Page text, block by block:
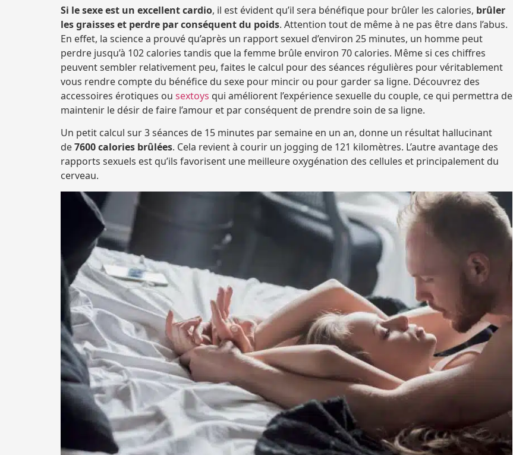
Si le sexe est un excellent cardio, il est évident qu’il sera bénéfique pour brûler les calories, brûler
les graisses et perdre par conséquent du poids. Attention tout de même à ne pas être dans l’abus.
En effet, la science a prouvé qu’après un rapport sexuel d’environ 25 minutes, un homme peut
perdre jusqu’à 102 calories tandis que la femme brûle environ 70 calories. Même si ces chiffres
peuvent sembler relativement peu, faites le calcul pour des séances régulières pour véritablement
vous rendre compte du bénéfice du sexe pour mincir ou pour garder sa ligne. Découvrez des
accessoires érotiques ou sextoys qui améliorent l’expérience sexuelle du couple, ce qui permettra de
maintenir le désir de faire l’amour et par conséquent de prendre soin de sa ligne.
Un petit calcul sur 3 séances de 15 minutes par semaine en un an, donne un résultat hallucinant
de7600 calories brûlées. Cela revient à courir un jogging de 121 kilomètres. L’autre avantage des
rapports sexuels est qu’ils favorisent une meilleure oxygénation des cellules et principalement du
cerveau.